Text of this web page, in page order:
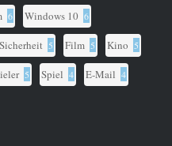
6 Windows 10 6
5 Film 5 Kino 5
5 Spiel 4 E-Mail 4